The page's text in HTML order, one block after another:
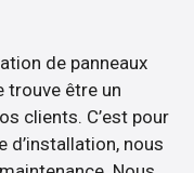
de panneaux
trouve être un
clients. C’est pour
d’installation, nous